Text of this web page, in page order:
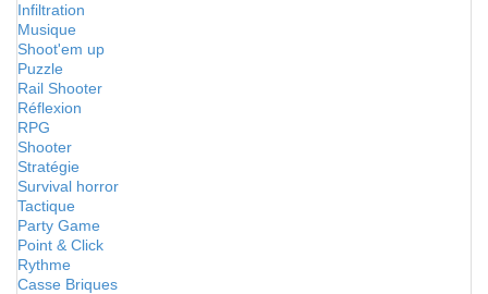
Infiltration
Musique
Shoot'em up
Puzzle
Rail Shooter
Réflexion
RPG
Shooter
Stratégie
Survival horror
Tactique
Party Game
Point & Click
Rythme
Casse Briques